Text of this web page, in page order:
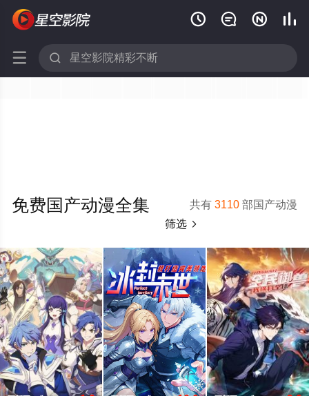
   
 
共有3110 部国产动漫
免费国产动漫全集
筛选 